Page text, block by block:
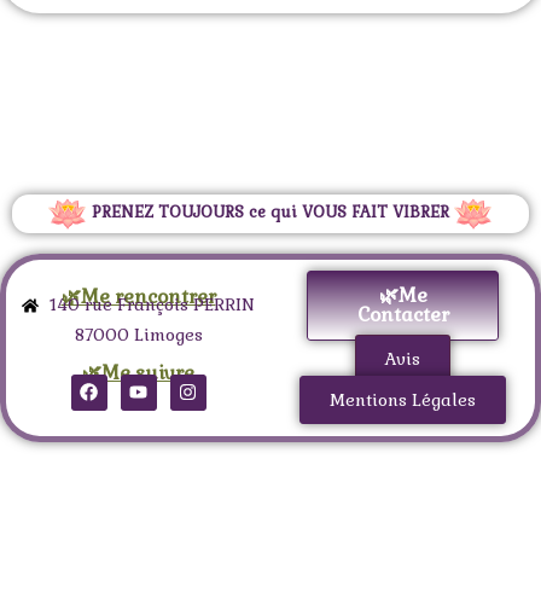
PRENEZ TOUJOURS ce qui VOUS FAIT VIBRER
🌿Me rencontrer
140 rue François PERRIN
87000 Limoges
🌿Me
Contacter
🌿Me suivre
Avis
Mentions Légales